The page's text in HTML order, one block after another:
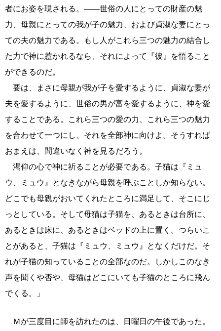
者にお姿を現される。――世俗の人にとっての財産の魅
力、母親にとっての我が子の魅力、および貞淑な妻にとっ
ての夫の魅力である。もし人がこれら三つの魅力の結合し
た力で神に惹かれるなら、それによって『彼』を悟ること
ができるのだ。
要は、まさに母親が我が子を愛するように、貞淑な妻が
夫を愛するように、世俗の男が富を愛するように、神を愛
することである。これら三つの愛の力、これら三つの魅力
を合わせて一つにし、それを全部神に向けよ。そうすれば
おまえは、間違いなく神を見るだろう。
渇仰の心で神に祈ることが必要である。子猫は『ミュ
ウ、ミュウ』となきながら母親を呼ぶことしか知らない。
どこでも母親がおいてくれたところに満足して、そこにじ
っとしている。そして母猫は子猫を、あるときは台所に、
あるときは床に、あるときはベッドの上に置く。つらいこ
とがあると、子猫は『ミュウ、ミュウ』となくだけだ。そ
れが子猫の知っていることの全部なのだ。しかしこのなき
声を聞くや否や、母猫はどこにいても子猫のところに飛ん
でくる。」
Ｍが三度目に師を訪れたのは、日曜日の午後であった。